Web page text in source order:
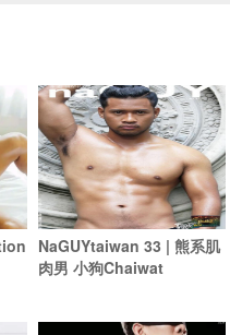
NaGUYtaiwan 33 | 熊系肌
肉男 小狗Chaiwat